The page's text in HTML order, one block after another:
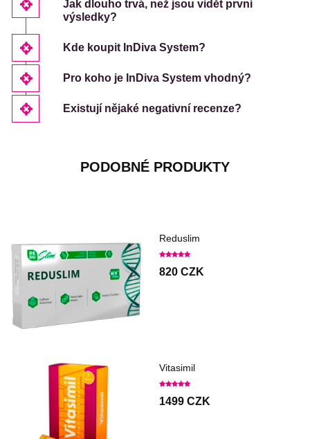
Jak dlouho trvá, než jsou vidět první
výsledky?
Kde koupit InDiva System?
Pro koho je InDiva System vhodný?
Existují nějaké negativní recenze?
PODOBNÉ PRODUKTY
Reduslim
820 CZK
Vitasimil
1499 CZK